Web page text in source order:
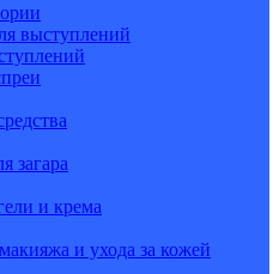
выступлений
загара
и крема
и ухода за кожей